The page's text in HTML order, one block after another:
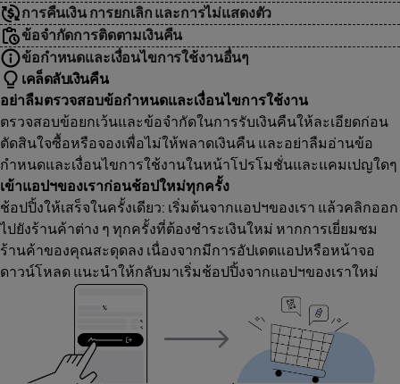
การคืนเงิน การยกเลิก และการไม่แสดงตัว
ข้อจำกัดการติดตามเงินคืน
ข้อกำหนดและเงื่อนไขการใช้งานอื่นๆ
เคล็ดลับเงินคืน
อย่าลืมตรวจสอบข้อกำหนดและเงื่อนไขการใช้งาน
ตรวจสอบข้อยกเว้นและข้อจำกัดในการรับเงินคืนให้ละเอียดก่อน
ตัดสินใจซื้อหรือจองเพื่อไม่ให้พลาดเงินคืน และอย่าลืมอ่านข้อ
กำหนดและเงื่อนไขการใช้งานในหน้าโปรโมชั่นและแคมเปญใดๆ
เข้าแอปฯของเราก่อนช้อปใหม่ทุกครั้ง
ช้อปปิ้งให้เสร็จในครั้งเดียว: เริ่มต้นจากแอปฯของเรา แล้วคลิกออก
ไปยังร้านค้าต่าง ๆ ทุกครั้งที่ต้องชำระเงินใหม่ หากการเยี่ยมชม
ร้านค้าของคุณสะดุดลง เนื่องจากมีการอัปเดตแอปหรือหน้าจอ
ดาวน์โหลด แนะนำให้กลับมาเริ่มช้อปปิ้งจากแอปฯของเราใหม่